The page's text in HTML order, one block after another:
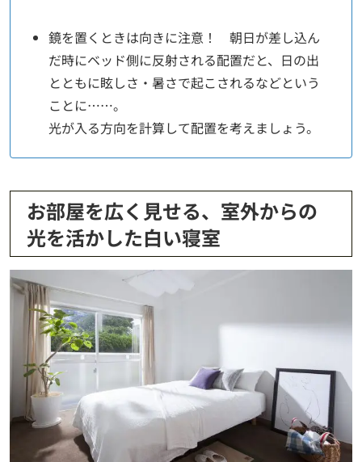
鏡を置くときは向きに注意！ 朝日が差し込ん
だ時にベッド側に反射される配置だと、日の出
とともに眩しさ・暑さで起こされるなどという
ことに……。
光が入る方向を計算して配置を考えましょう。
お部屋を広く見せる、室外からの
光を活かした白い寝室